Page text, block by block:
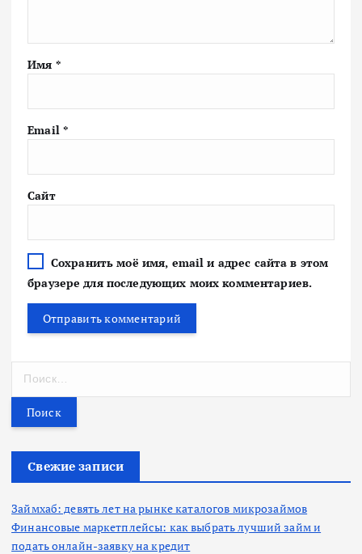
Имя *
Email *
Сайт
Сохранить моё имя, email и адрес сайта в этом
браузере для последующих моих комментариев.
т
Свежие записи
Займхаб: девять лет на рынке каталогов микрозаймов
Финансовые маркетплейсы: как выбрать лучший займ и
подать онлайн-заявку на кредит